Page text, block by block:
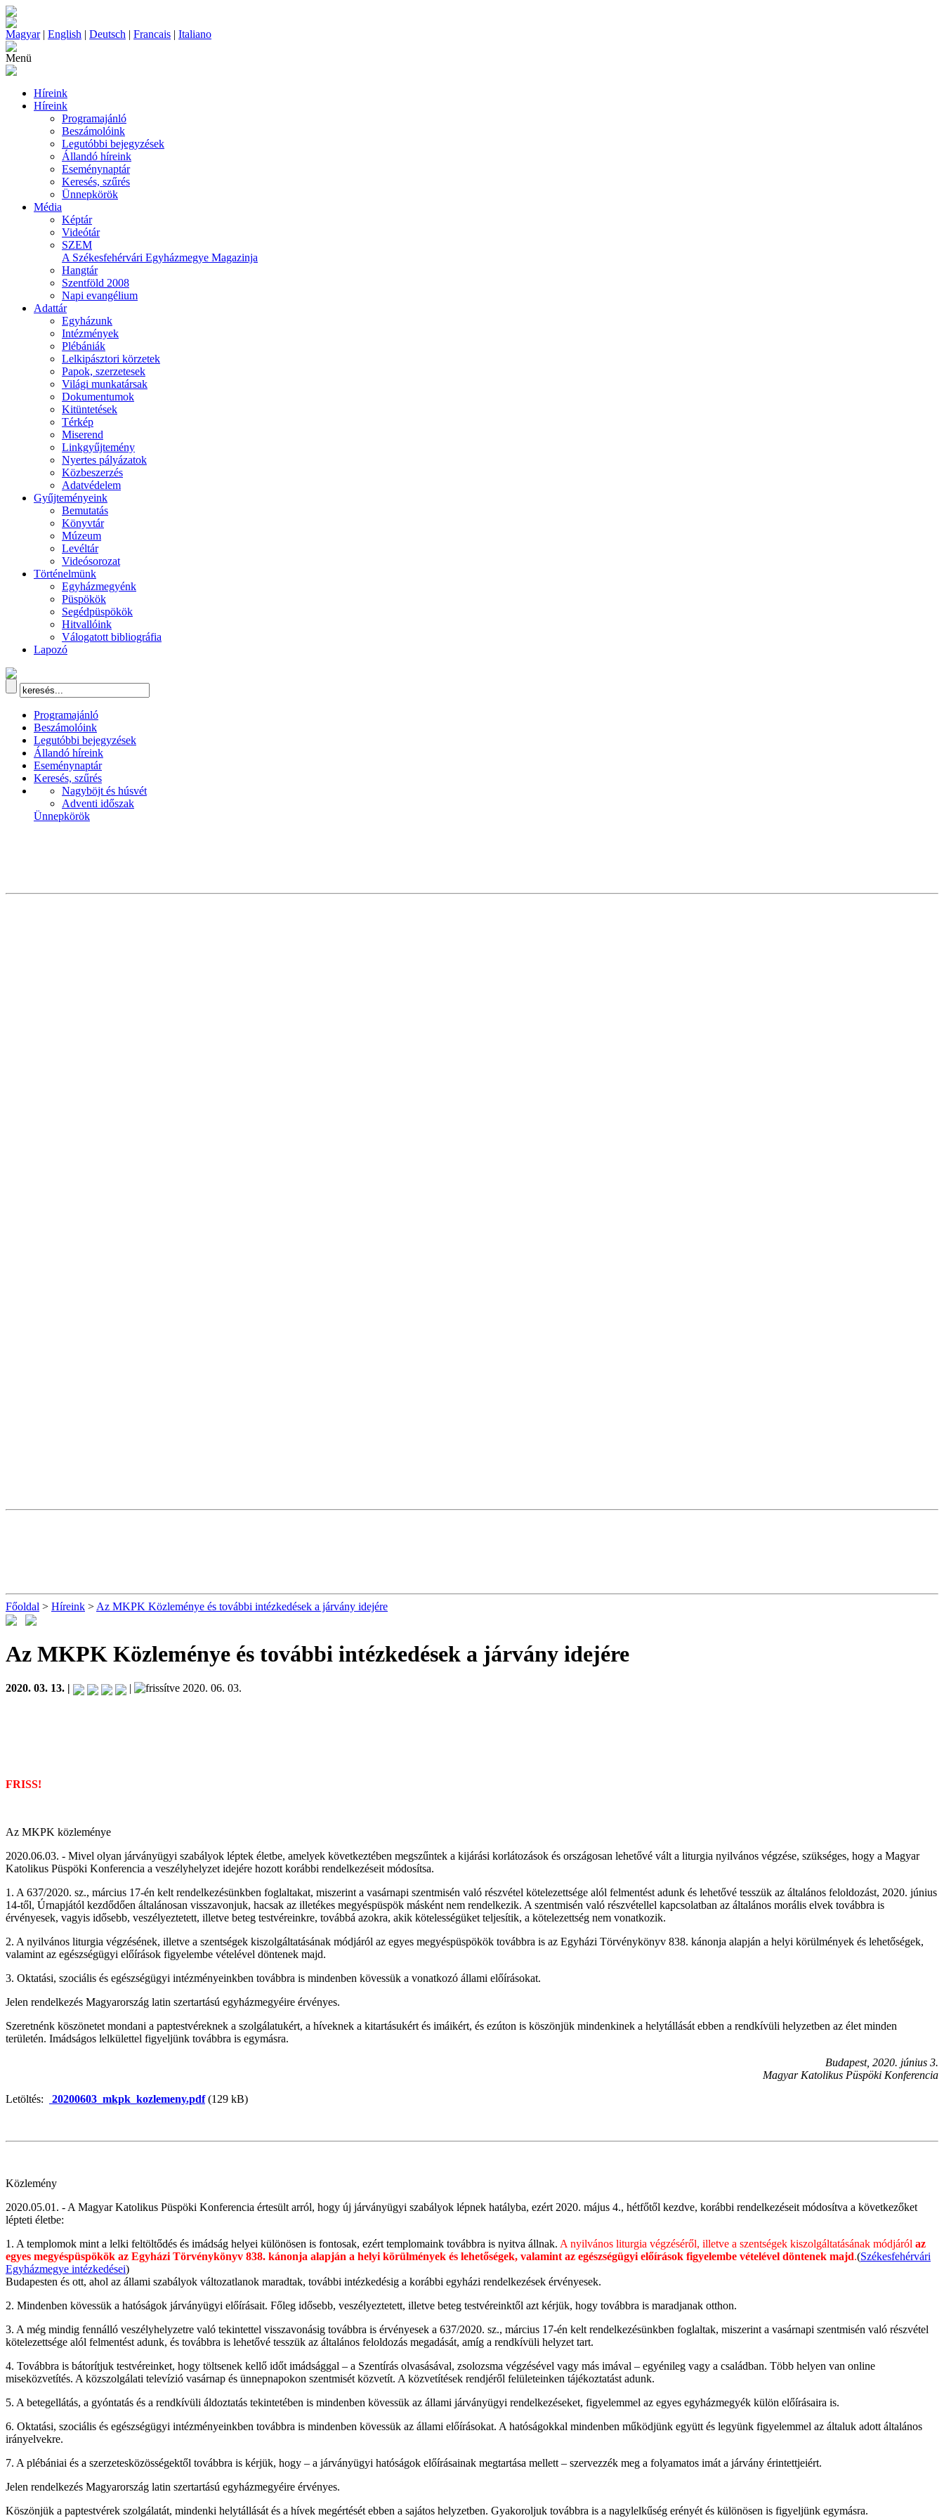
Magyar| English | Deutsch | Francais | Italiano
Menü
Híreink
Híreink
Programajánló
Beszámolóink
Legutóbbi bejegyzések
Állandó híreink
Eseménynaptár
Keresés, szűrés
Ünnepkörök
Média
Képtár
Videótár
SZEM
A Székesfehérvári Egyházmegye Magazinja
Hangtár
Szentföld 2008
Napi evangélium
Adattár
Egyházunk
Intézmények
Plébániák
Lelkipásztori körzetek
Papok, szerzetesek
Világi munkatársak
Dokumentumok
Kitüntetések
Térkép
Miserend
Linkgyűjtemény
Nyertes pályázatok
Közbeszerzés
Adatvédelem
Gyűjteményeink
Bemutatás
Könyvtár
Múzeum
Levéltár
Videósorozat
Történelmünk
Egyházmegyénk
Püspökök
Segédpüspökök
Hitvallóink
Válogatott bibliográfia
Lapozó
Programajánló
Beszámolóink
Legutóbbi bejegyzések
Állandó híreink
Eseménynaptár
Keresés, szűrés
Nagyböjt és húsvét
Adventi időszak
Ünnepkörök
Főoldal > Híreink > Az MKPK Közleménye és további intézkedések a járvány idejére
Az MKPK Közleménye és további intézkedések a járvány idejére
2020. 03. 13. | | 2020. 06. 03.
FRISS!
Az MKPK közleménye
2020.06.03. - Mivel olyan járványügyi szabályok léptek életbe, amelyek következtében megszűntek a kijárási korlátozások és országosan lehetővé vált a liturgia nyilvános végzése, szükséges, hogy a Magyar
Katolikus Püspöki Konferencia a veszélyhelyzet idejére hozott korábbi rendelkezéseit módosítsa.
1. A 637/2020. sz., március 17-én kelt rendelkezésünkben foglaltakat, miszerint a vasárnapi szentmisén való részvétel kötelezettsége alól felmentést adunk és lehetővé tesszük az általános feloldozást, 2020. június
14-től, Úrnapjától kezdődően általánosan visszavonjuk, hacsak az illetékes megyéspüspök másként nem rendelkezik. A szentmisén való részvétellel kapcsolatban az általános morális elvek továbbra is
érvényesek, vagyis idősebb, veszélyeztetett, illetve beteg testvéreinkre, továbbá azokra, akik kötelességüket teljesítik, a kötelezettség nem vonatkozik.
2. A nyilvános liturgia végzésének, illetve a szentségek kiszolgáltatásának módjáról az egyes megyéspüspökök továbbra is az Egyházi Törvénykönyv 838. kánonja alapján a helyi körülmények és lehetőségek,
valamint az egészségügyi előírások figyelembe vételével döntenek majd.
3. Oktatási, szociális és egészségügyi intézményeinkben továbbra is mindenben kövessük a vonatkozó állami előírásokat.
Jelen rendelkezés Magyarország latin szertartású egyházmegyéire érvényes.
Szeretnénk köszönetet mondani a paptestvéreknek a szolgálatukért, a híveknek a kitartásukért és imáikért, és ezúton is köszönjük mindenkinek a helytállását ebben a rendkívüli helyzetben az élet minden
területén. Imádságos lelkülettel figyeljünk továbbra is egymásra.
Budapest, 2020. június 3.
Magyar Katolikus Püspöki Konferencia
Letöltés:
20200603_mkpk_kozlemeny.pdf(129 kB)
Közlemény
2020.05.01. - A Magyar Katolikus Püspöki Konferencia értesült arról, hogy új járványügyi szabályok lépnek hatályba, ezért 2020. május 4., hétfőtől kezdve, korábbi rendelkezéseit módosítva a következőket
lépteti életbe:
1. A templomok mint a lelki feltöltődés és imádság helyei különösen is fontosak, ezért templomaink továbbra is nyitva állnak. A nyilvános liturgia végzéséről, illetve a szentségek kiszolgáltatásának módjáról az
egyes megyéspüspökök az Egyházi Törvénykönyv 838. kánonja alapján a helyi körülmények és lehetőségek, valamint az egészségügyi előírások figyelembe vételével döntenek majd.(Székesfehérvári
Egyházmegye intézkedései)
Budapesten és ott, ahol az állami szabályok változatlanok maradtak, további intézkedésig a korábbi egyházi rendelkezések érvényesek.
2. Mindenben kövessük a hatóságok járványügyi előírásait. Főleg idősebb, veszélyeztetett, illetve beteg testvéreinktől azt kérjük, hogy továbbra is maradjanak otthon.
3. A még mindig fennálló veszélyhelyzetre való tekintettel visszavonásig továbbra is érvényesek a 637/2020. sz., március 17-én kelt rendelkezésünkben foglaltak, miszerint a vasárnapi szentmisén való részvétel
kötelezettsége alól felmentést adunk, és továbbra is lehetővé tesszük az általános feloldozás megadását, amíg a rendkívüli helyzet tart.
4. Továbbra is bátorítjuk testvéreinket, hogy töltsenek kellő időt imádsággal – a Szentírás olvasásával, zsolozsma végzésével vagy más imával – egyénileg vagy a családban. Több helyen van online
miseközvetítés. A közszolgálati televízió vasárnap és ünnepnapokon szentmisét közvetít. A közvetítések rendjéről felületeinken tájékoztatást adunk.
5. A betegellátás, a gyóntatás és a rendkívüli áldoztatás tekintetében is mindenben kövessük az állami járványügyi rendelkezéseket, figyelemmel az egyes egyházmegyék külön előírásaira is.
6. Oktatási, szociális és egészségügyi intézményeinkben továbbra is mindenben kövessük az állami előírásokat. A hatóságokkal mindenben működjünk együtt és legyünk figyelemmel az általuk adott általános
irányelvekre.
7. A plébániai és a szerzetesközösségektől továbbra is kérjük, hogy – a járványügyi hatóságok előírásainak megtartása mellett – szervezzék meg a folyamatos imát a járvány érintettjeiért.
Jelen rendelkezés Magyarország latin szertartású egyházmegyéire érvényes.
Köszönjük a paptestvérek szolgálatát, mindenki helytállását és a hívek megértését ebben a sajátos helyzetben. Gyakoroljuk továbbra is a nagylelkűség erényét és különösen is figyeljünk egymásra.